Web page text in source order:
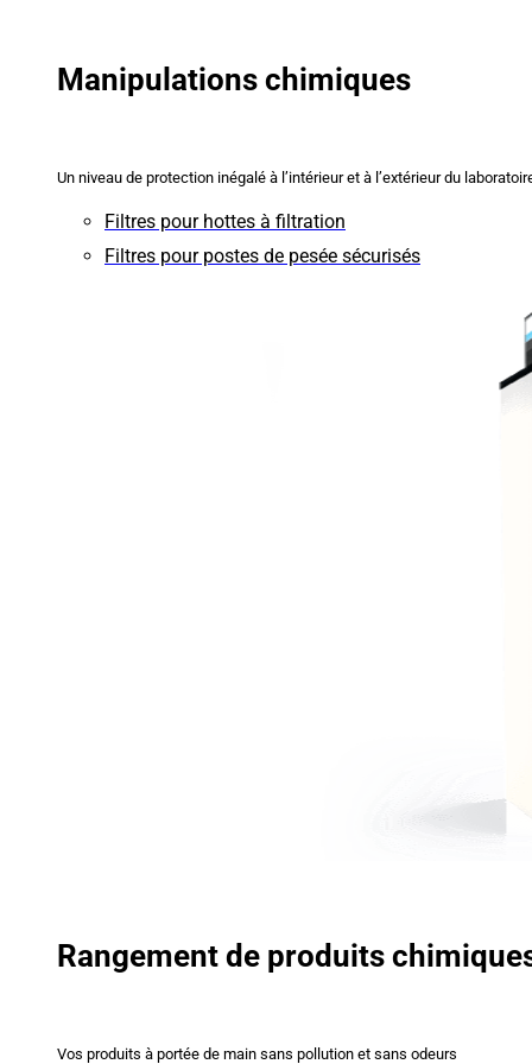
Manipulations chimiques
Un niveau de protection inégalé à l’intérieur et à l’extérieur du
Filtres pour hottes à filtration
Filtres pour postes de pesée sécurisés
Rangement de produits
Vos produits à portée de main sans pollution et sans odeurs